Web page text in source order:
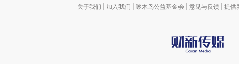
关于我们 加入我们 啄木鸟公益基金会 意见与反馈 提供